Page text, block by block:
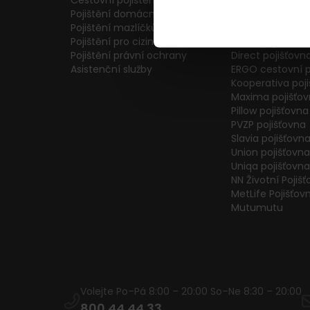
Pojištění domácnosti
Pojištění mazlíčků
Pojištění pro cizince
Pojištění právní ochrany
Asistenční služby
Direct
ERGO cestovní
Kooperativa
Maxima
Pillow pojišťovna
PVZP pojišťovna
Slavia pojišťovna
Union pojišťovna
Uniqa pojišťovna
NN Životní
MetLife
Mutumutu
Volejte Po–Pá 8:00 – 20:00 So–Ne 8:30 – 20:00